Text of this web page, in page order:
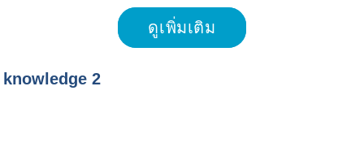
ดูเพิ่มเติม
knowledge 2